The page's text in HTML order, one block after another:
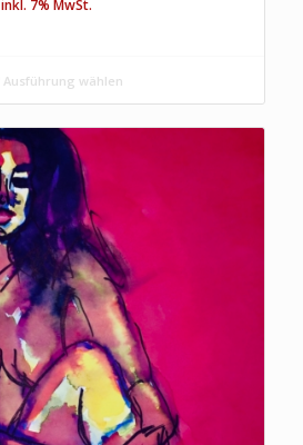
inkl. 7% MwSt.
Ausführung wählen